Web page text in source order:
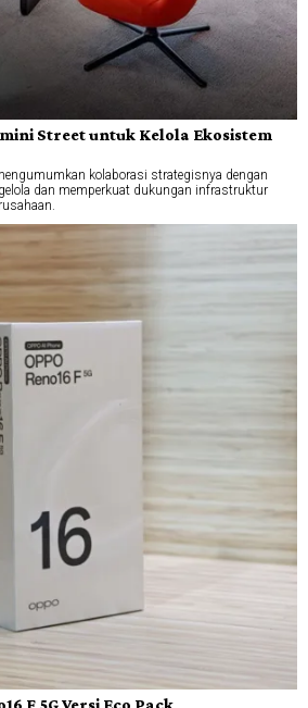
Street untuk Kelola Ekosistem
kolaborasi strategisnya dengan
dan memperkuat dukungan infrastruktur